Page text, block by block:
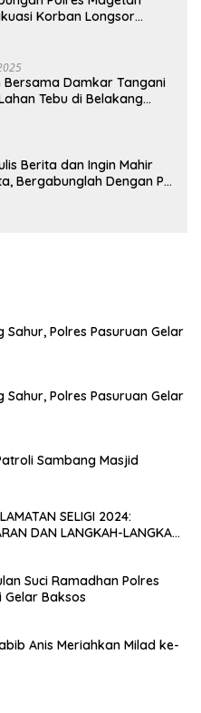
Korban Longsor
Bersama Damkar Tangani
Tebu di Belakang
Berita dan Ingin Mahir
Bergabunglah Dengan PT
Polres Pasuruan Gelar
Polres Pasuruan Gelar
Sambang Masjid
SELIGI 2024:
DAN LANGKAH-LANGKAH
Suci Ramadhan Polres
Baksos
Anis Meriahkan Milad ke-